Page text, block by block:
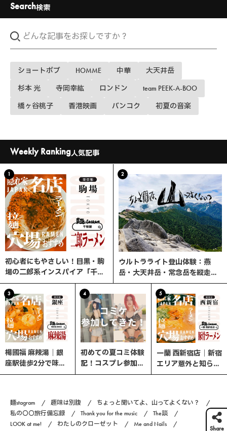
Search検索
ショートボブ HOMME 中華 大天井岳
杉本 光 寺岡幸紘 ロンドン team PEEK-A-BOO
橋ヶ谷桃子 香港映画 バンコク 初夏の音楽
Weekly Ranking人気記事
1
初心者にもやさしい！目黒・駒
場の二郎系インスパイア「千里
眼」へ行ってみた
2
ウルトラライト登山体験：燕
岳・大天井岳・常念岳を縦走す
る3日間の旅
3
楊國福 麻辣湯｜銀
座駅徒歩2分で味わ
う、選べる楽しさ×
4
初めての夏コミ体験
記！コスプレ参加の
流れと熱中症対策ま
5
一蘭 西新宿店｜新宿
エリア意外と知らな
い、ここが穴場！
麺stagram 趣味は別腹
ちょっと聞いてよ、山ってよくない？
私の〇〇旅行備忘録
Thank you for the music
The談
LOOK at me!
わたしのクローゼット
Me and Nails
Share